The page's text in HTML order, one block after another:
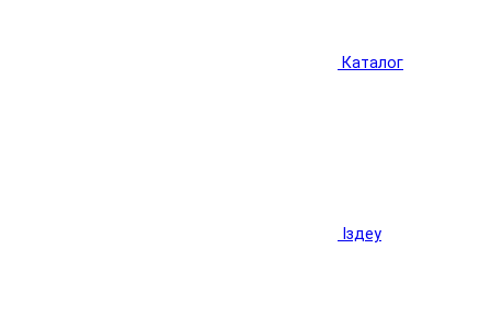
Каталог
Іздеу